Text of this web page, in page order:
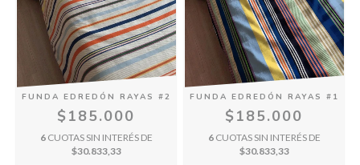
FUNDA EDREDÓN RAYAS #2
$185.000
6 CUOTAS SIN INTERÉS DE
$30.833,33
FUNDA EDREDÓN RAYAS #1
$185.000
6 CUOTAS SIN INTERÉS DE
$30.833,33